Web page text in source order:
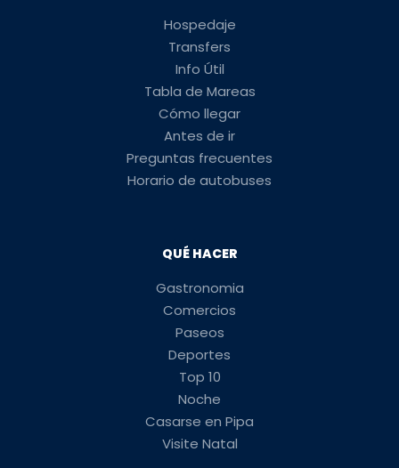
Hospedaje
Transfers
Info Útil
Tabla de Mareas
Cómo llegar
Antes de ir
Preguntas frecuentes
Horario de autobuses
QUÉ HACER
Gastronomia
Comercios
Paseos
Deportes
Top 10
Noche
Casarse en Pipa
Visite Natal